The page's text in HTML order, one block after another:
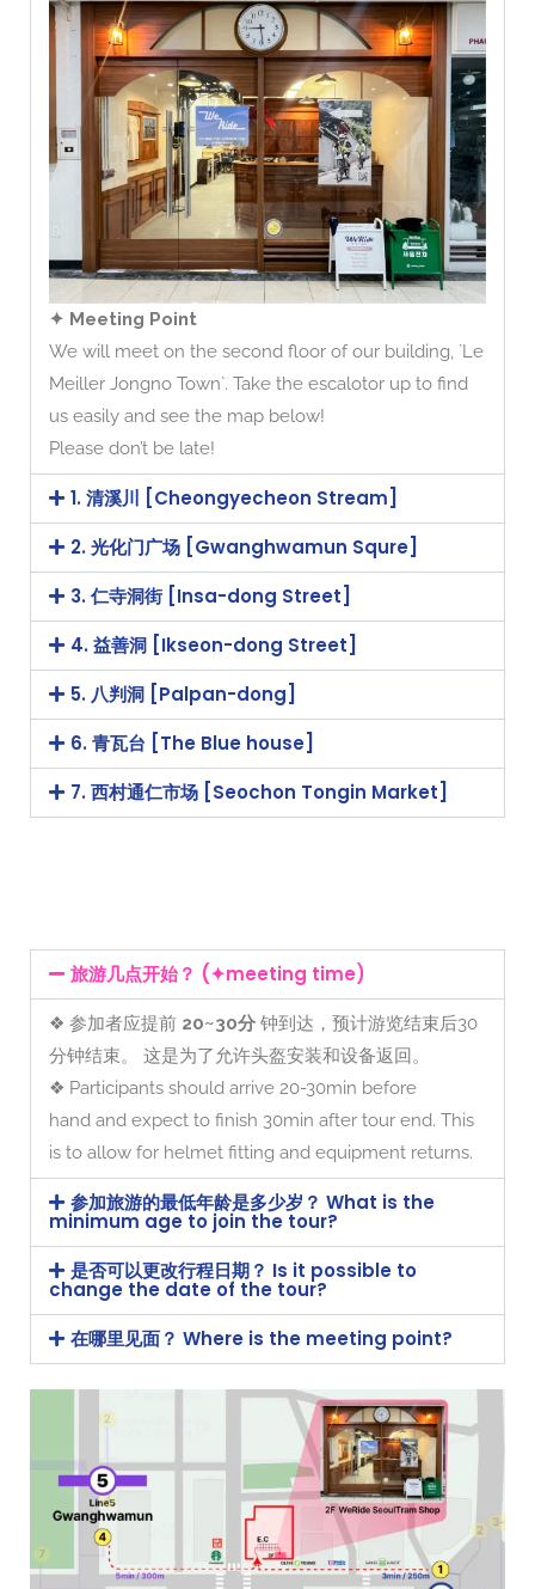
✦ Meeting Point
We will meet on the second floor of our building, `Le
Meiller Jongno Town`. Take the escalotor up to find
us easily and see the map below!
Please don’t be late!
1. 清溪川 [Cheongyecheon Stream]
2. 光化门广场 [Gwanghwamun Squre]
3. 仁寺洞街 [Insa-dong Street]
4. 益善洞 [Ikseon-dong Street]
5. 八判洞 [Palpan-dong]
6. 青瓦台 [The Blue house]
7. 西村通仁市场 [Seochon Tongin Market]
旅游几点开始？ (✦meeting time)
❖ 参加者应提前 20~30分 钟到达，预计游览结束后30
分钟结束。 这是为了允许头盔安装和设备返回。
❖ Participants should arrive 20-30min before
hand and expect to finish 30min after tour end. This
is to allow for helmet fitting and equipment returns.
参加旅游的最低年龄是多少岁？ What is the
minimum age to join the tour?
是否可以更改行程日期？ Is it possible to
change the date of the tour?
在哪里见面？ Where is the meeting point?